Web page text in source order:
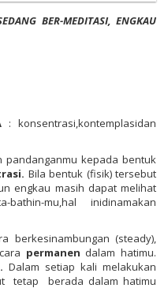
BER-MEDITASI, ENGKAU
: konsentrasi,kontemplasidan
pandanganmu kepada bentuk
i. Bila bentuk (fisik) tersebut
engkau masih dapat melihat
mu,hal inidinamakan
berkesinambungan (steady),
permanen dalam hatimu.
. Dalam setiap kali melakukan
tetap berada dalam hatimu